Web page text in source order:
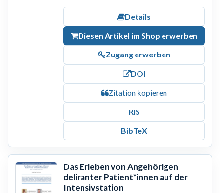
Details
Diesen Artikel im Shop erwerben
Zugang erwerben
DOI
Zitation kopieren
RIS
BibTeX
Das Erleben von Angehörigen
deliranter Patient*innen auf der
Intensivstation